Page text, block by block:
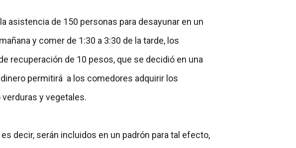
asistencia de 150 personas para desayunar en un
y comer de 1:30 a 3:30 de la tarde, los
recuperación de 10 pesos, que se decidió en una
permitirá a los comedores adquirir los
y vegetales.
decir, serán incluidos en un padrón para tal efecto,